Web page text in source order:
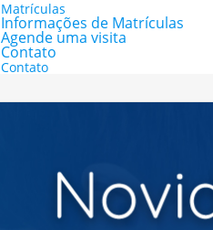
Matrículas
Informações de Matrículas
Agende uma visita
Contato
Contato